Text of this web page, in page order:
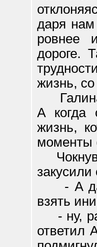
даря
ровнее
дороге.
жизнь,
Галина
А когда
жизнь,
моменты
закусили
- А
взять
- ну,
ответил